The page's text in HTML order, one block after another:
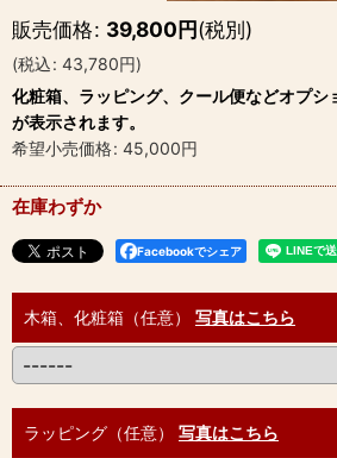
販売価格: 39,800円(税別)
(税込: 43,780円)
化粧箱、ラッピング、クール便などオプシ
が表示されます。
希望小売価格: 45,000円
在庫わずか
Facebookでシェア
木箱、化粧箱（任意） 写真はこちら
ラッピング（任意） 写真はこちら